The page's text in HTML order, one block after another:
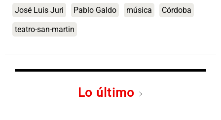
José Luis Juri Pablo Galdo música Córdoba
teatro-san-martin
Lo último